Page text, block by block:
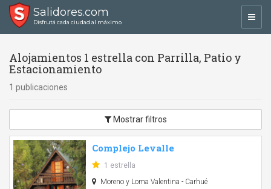
Salidores.com
Disfrutá cada ciudad al máximo
Alojamientos 1 estrella con Parrilla, Patio y
Estacionamiento
1 publicaciones
Mostrar filtros
Complejo Levalle
1 estrella
Moreno y Loma Valentina - Carhué